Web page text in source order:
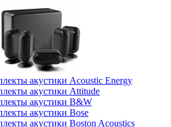
акустики Acoustic Energy
акустики Attitude
акустики B&W
акустики Bose
акустики Boston Acoustics